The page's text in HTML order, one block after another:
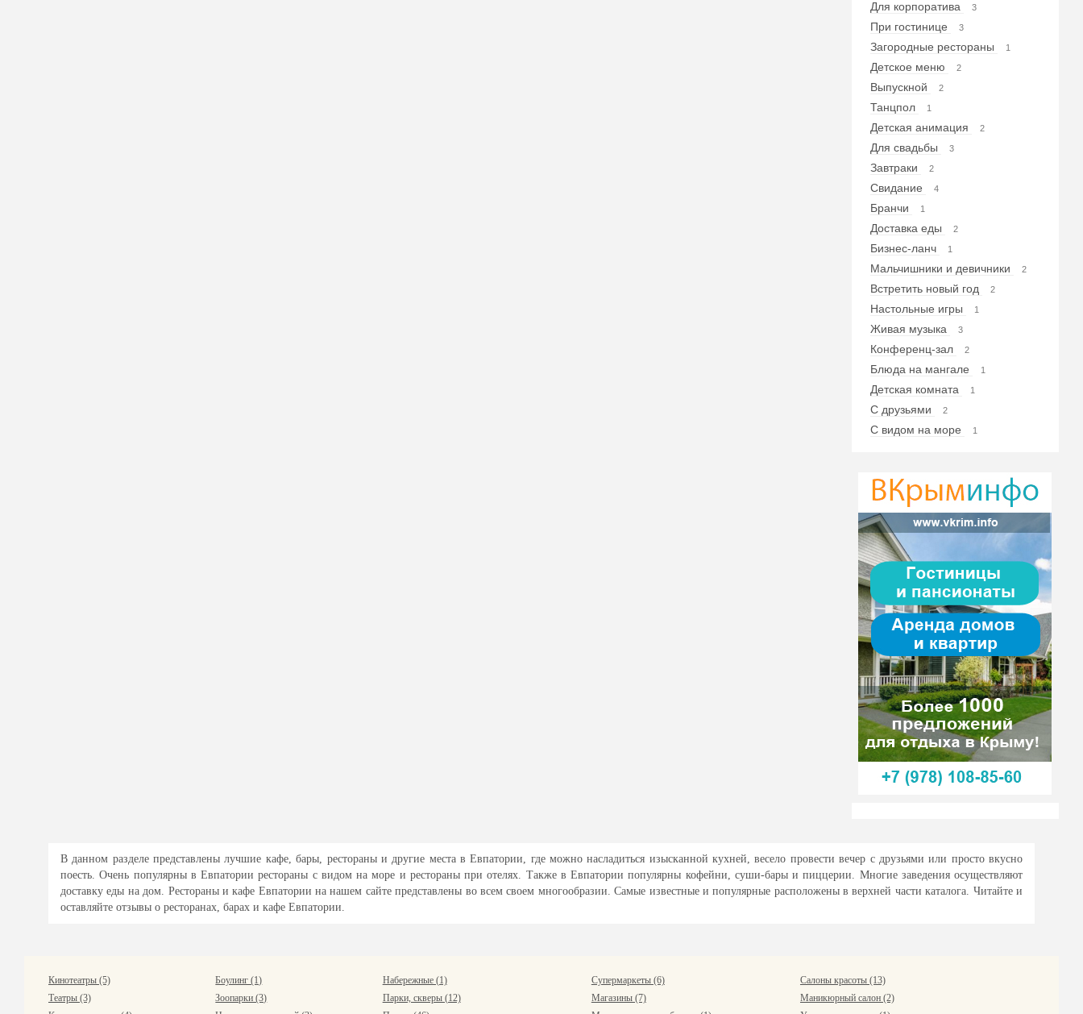
Для корпоратива 3
При гостинице 3
Загородные рестораны 1
Детское меню 2
Выпускной 2
Танцпол 1
Детская анимация 2
Для свадьбы 3
Завтраки 2
Свидание 4
Бранчи 1
Доставка еды 2
Бизнес-ланч 1
Мальчишники и девичники 2
Встретить новый год 2
Настольные игры 1
Живая музыка 3
Конференц-зал 2
Блюда на мангале 1
Детская комната 1
С друзьями 2
С видом на море 1
В данном разделе представлены лучшие кафе, бары, рестораны и другие места в Евпатории, где можно насладиться изысканной кухней, весело провести вечер с друзьями или просто вкусно
поесть. Очень популярны в Евпатории рестораны с видом на море и рестораны при отелях. Также в Евпатории популярны кофейни, суши-бары и пиццерии. Многие заведения осуществляют
доставку еды на дом. Рестораны и кафе Евпатории на нашем сайте представлены во всем своем многообразии. Самые известные и популярные расположены в верхней части каталога. Читайте и
оставляйте отзывы о ресторанах, барах и кафе Евпатории.
Кинотеатры (5)
Театры (3)
Боулинг (1)
Зоопарки (3)
Набережные (1)
Парки, скверы (12)
Супермаркеты (6)
Магазины (7)
Салоны красоты (13)
Маникюрный салон (2)